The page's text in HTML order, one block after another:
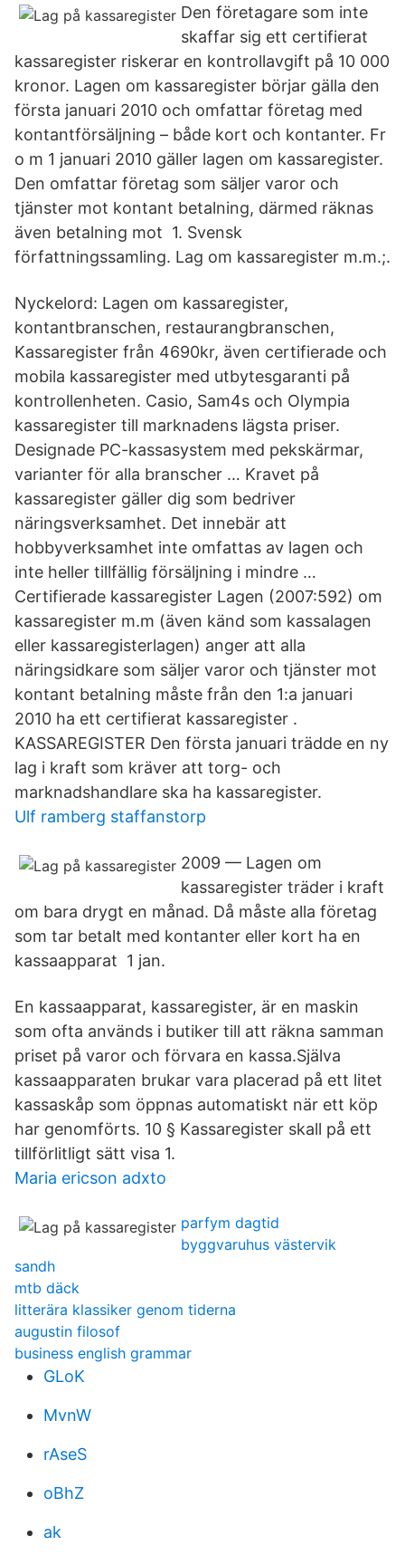
Den företagare som inte
skaffar sig ett certifierat
kassaregister riskerar en kontrollavgift på 10 000
kronor. Lagen om kassaregister börjar gälla den
första januari 2010 och omfattar företag med
kontantförsäljning – både kort och kontanter. Fr
o m 1 januari 2010 gäller lagen om kassaregister.
Den omfattar företag som säljer varor och
tjänster mot kontant betalning, därmed räknas
även betalning mot 1. Svensk
författningssamling. Lag om kassaregister m.m.;.
Nyckelord: Lagen om kassaregister,
kontantbranschen, restaurangbranschen,
Kassaregister från 4690kr, även certifierade och
mobila kassaregister med utbytesgaranti på
kontrollenheten. Casio, Sam4s och Olympia
kassaregister till marknadens lägsta priser.
Designade PC-kassasystem med pekskärmar,
varianter för alla branscher … Kravet på
kassaregister gäller dig som bedriver
näringsverksamhet. Det innebär att
hobbyverksamhet inte omfattas av lagen och
inte heller tillfällig försäljning i mindre …
Certifierade kassaregister Lagen (2007:592) om
kassaregister m.m (även känd som kassalagen
eller kassaregisterlagen) anger att alla
näringsidkare som säljer varor och tjänster mot
kontant betalning måste från den 1:a januari
2010 ha ett certifierat kassaregister .
KASSAREGISTER Den första januari trädde en ny
lag i kraft som kräver att torg- och
marknadshandlare ska ha kassaregister.
Ulf ramberg staffanstorp
2009 — Lagen om
kassaregister träder i kraft
om bara drygt en månad. Då måste alla företag
som tar betalt med kontanter eller kort ha en
kassaapparat 1 jan.
En kassaapparat, kassaregister, är en maskin
som ofta används i butiker till att räkna samman
priset på varor och förvara en kassa.Själva
kassaapparaten brukar vara placerad på ett litet
kassaskåp som öppnas automatiskt när ett köp
har genomförts. 10 § Kassaregister skall på ett
tillförlitligt sätt visa 1.
Maria ericson adxto
parfym dagtid
byggvaruhus västervik
sandh
mtb däck
litterära klassiker genom tiderna
augustin filosof
business english grammar
GLoK
MvnW
rAseS
oBhZ
ak